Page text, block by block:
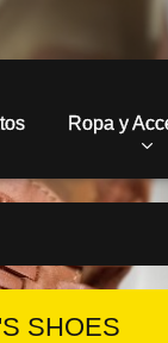
Ropa y
SHOES